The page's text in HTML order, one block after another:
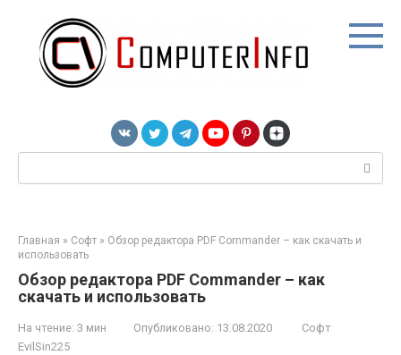
контенту
Главная » Софт » Обзор редактора PDF Commander – как скачать и
использовать
Обзор редактора PDF Commander – как
скачать и использовать
На чтение: 3 мин Опубликовано: 13.08.2020
Софт
EvilSin225